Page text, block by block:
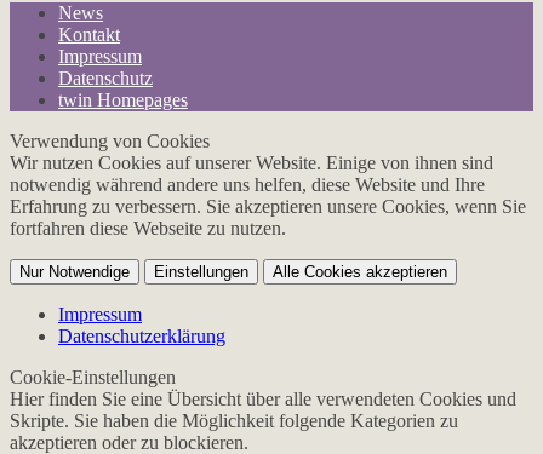
News
Kontakt
Impressum
Datenschutz
twin Homepages
Verwendung von Cookies
Wir nutzen Cookies auf unserer Website. Einige von ihnen sind
notwendig während andere uns helfen, diese Website und Ihre
Erfahrung zu verbessern. Sie akzeptieren unsere Cookies, wenn Sie
fortfahren diese Webseite zu nutzen.
Nur Notwendige Einstellungen Alle Cookies akzeptieren
Impressum
Datenschutzerklärung
Cookie-Einstellungen
Hier finden Sie eine Übersicht über alle verwendeten Cookies und
Skripte. Sie haben die Möglichkeit folgende Kategorien zu
akzeptieren oder zu blockieren.